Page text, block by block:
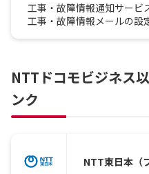
工事・故障情報通知サービ
工事・故障情報メールの設
NTTドコモビジネス
ンク
NTT東日本（